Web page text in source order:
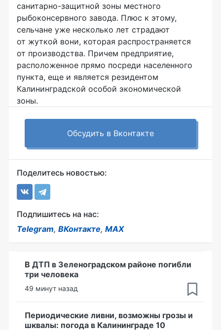
санитарно-защитной зоны местного
рыбоконсервного завода. Плюс к этому,
сельчане уже несколько лет страдают
от жуткой вони, которая распространяется
от производства. Причем предприятие,
расположенное прямо посреди населенного
пункта, еще и является резидентом
Калининградской особой экономической
зоны.
Обсудить в Вконтакте
Поделитесь новостью:
Подпишитесь на нас:
Telegram, ВКонтакте, MAX
В ДТП в Зеленоградском районе погибли
три человека
49 минут назад
Периодические ливни, возможны грозы и
шквалы: погода в Калининграде 10